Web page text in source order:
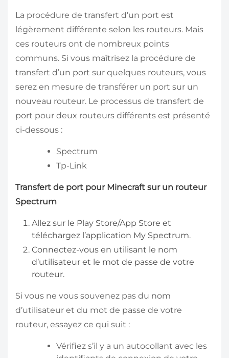
La procédure de transfert d’un port est
légèrement différente selon les routeurs. Mais
ces routeurs ont de nombreux points
communs. Si vous maîtrisez la procédure de
transfert d’un port sur quelques routeurs, vous
serez en mesure de transférer un port sur un
nouveau routeur. Le processus de transfert de
port pour deux routeurs différents est présenté
ci-dessous :
Spectrum
Tp-Link
Transfert de port pour Minecraft sur un routeur
Spectrum
Allez sur le Play Store/App Store et
téléchargez l’application My Spectrum.
Connectez-vous en utilisant le nom
d’utilisateur et le mot de passe de votre
routeur.
Si vous ne vous souvenez pas du nom
d’utilisateur et du mot de passe de votre
routeur, essayez ce qui suit :
Vérifiez s’il y a un autocollant avec les